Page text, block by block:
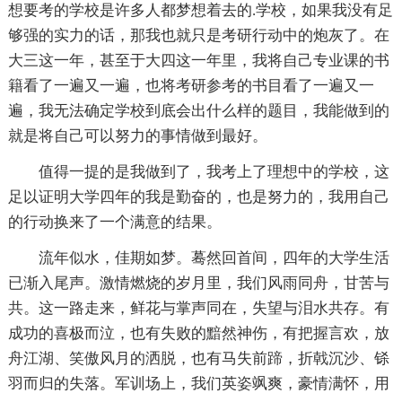
想要考的学校是许多人都梦想着去的.学校，如果我没有足
够强的实力的话，那我也就只是考研行动中的炮灰了。在
大三这一年，甚至于大四这一年里，我将自己专业课的书
籍看了一遍又一遍，也将考研参考的书目看了一遍又一
遍，我无法确定学校到底会出什么样的题目，我能做到的
就是将自己可以努力的事情做到最好。
值得一提的是我做到了，我考上了理想中的学校，这
足以证明大学四年的我是勤奋的，也是努力的，我用自己
的行动换来了一个满意的结果。
流年似水，佳期如梦。蓦然回首间，四年的大学生活
已渐入尾声。激情燃烧的岁月里，我们风雨同舟，甘苦与
共。这一路走来，鲜花与掌声同在，失望与泪水共存。有
成功的喜极而泣，也有失败的黯然神伤，有把握言欢，放
舟江湖、笑傲风月的洒脱，也有马失前蹄，折戟沉沙、铩
羽而归的失落。军训场上，我们英姿飒爽，豪情满怀，用